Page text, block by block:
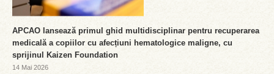
APCAO lansează primul ghid multidisciplinar pentru recuperarea
medicală a copiilor cu afecțiuni hematologice maligne, cu
sprijinul Kaizen Foundation
14 Mai 2026